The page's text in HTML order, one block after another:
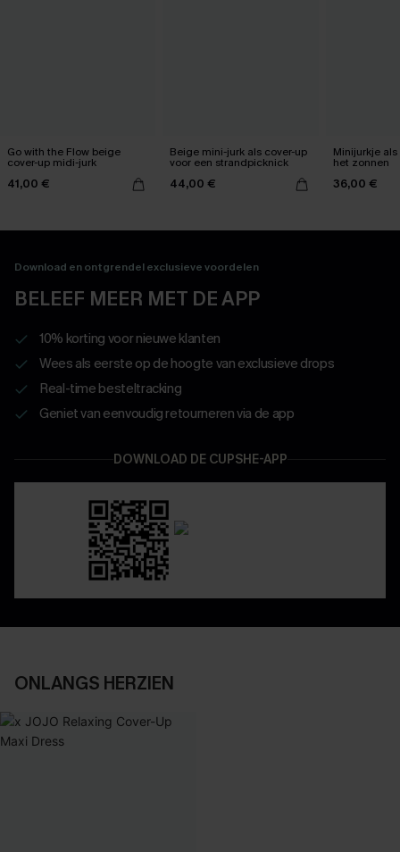
Go with the Flow beige
cover-up midi-jurk
41,00 €
Beige mini-jurk als cover-up
voor een strandpicknick
44,00 €
Minijurkje
het zonnen
36,00 €
Download en ontgrendel exclusieve voordelen
BELEEF MEER MET DE APP
10% korting voor nieuwe klanten
Wees als eerste op de hoogte van exclusieve drops
Real-time besteltracking
Geniet van eenvoudig retourneren via de app
DOWNLOAD DE CUPSHE-APP
ONLANGS HERZIEN